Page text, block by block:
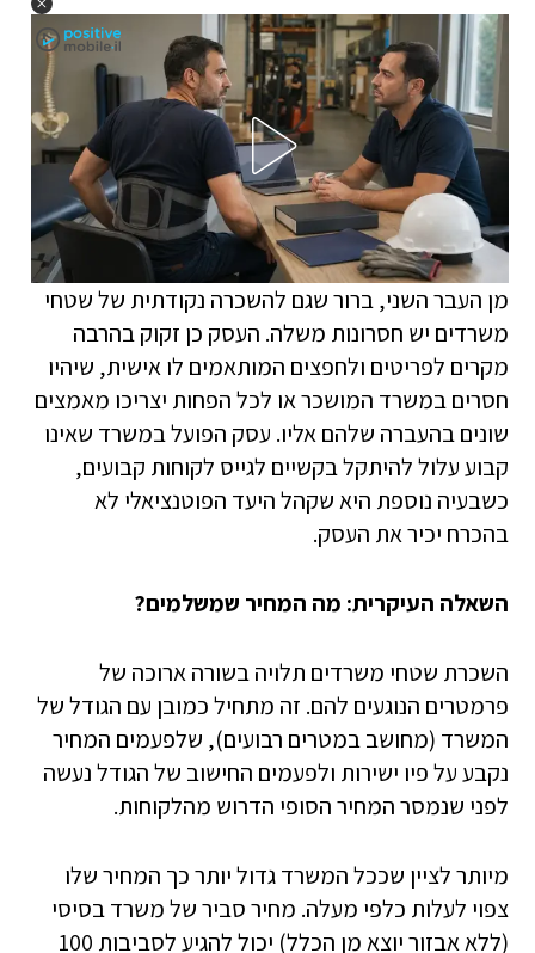
מן העבר השני, ברור שגם להשכרה נקודתית של שטחי
משרדים יש חסרונות משלה. העסק כן זקוק בהרבה
מקרים לפריטים ולחפצים המותאמים לו אישית, שיהיו
חסרים במשרד המושכר או לכל הפחות יצריכו מאמצים
שונים בהעברה שלהם אליו. עסק הפועל במשרד שאינו
קבוע עלול להיתקל בקשיים לגייס לקוחות קבועים,
כשבעיה נוספת היא שקהל היעד הפוטנציאלי לא
בהכרח יכיר את העסק.
השאלה העיקרית: מה המחיר שמשלמים?
השכרת שטחי משרדים תלויה בשורה ארוכה של
פרמטרים הנוגעים להם. זה מתחיל כמובן עם הגודל של
המשרד (מחושב במטרים רבועים), שלפעמים המחיר
נקבע על פיו ישירות ולפעמים החישוב של הגודל נעשה
לפני שנמסר המחיר הסופי הדרוש מהלקוחות.
מיותר לציין שככל המשרד גדול יותר כך המחיר שלו
צפוי לעלות כלפי מעלה. מחיר סביר של משרד בסיסי
(ללא אבזור יוצא מן הכלל) יכול להגיע לסביבות 100